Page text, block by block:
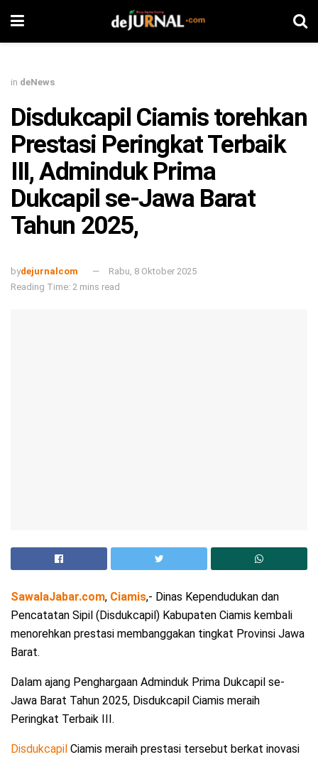
in deNews
Disdukcapil Ciamis torehkan
Prestasi Peringkat Terbaik
III, Adminduk Prima
Dukcapil se-Jawa Barat
Tahun 2025,
bydejurnalcom
Rabu, 8 Oktober 2025
Reading Time: 2 mins read
SawalaJabar.com, Ciamis,- Dinas Kependudukan dan
Pencatatan Sipil (Disdukcapil) Kabupaten Ciamis kembali
menorehkan prestasi membanggakan tingkat Provinsi Jawa
Barat.
Dalam ajang Penghargaan Adminduk Prima Dukcapil se-
Jawa Barat Tahun 2025, Disdukcapil Ciamis meraih
Peringkat Terbaik III.
Disdukcapil Ciamis meraih prestasi tersebut berkat inovasi